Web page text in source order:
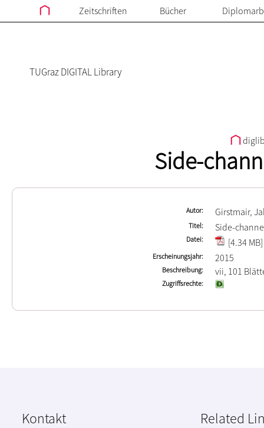
Zeitschriften Bücher
TUGraz DIGITAL Library
Side-
Autor Girstmair,
Titel Side-
Datei [4.34 MB]
Erscheinungsjahr 2015
Beschreibung vii, 101
Zugriffsrechte
Kontakt Related